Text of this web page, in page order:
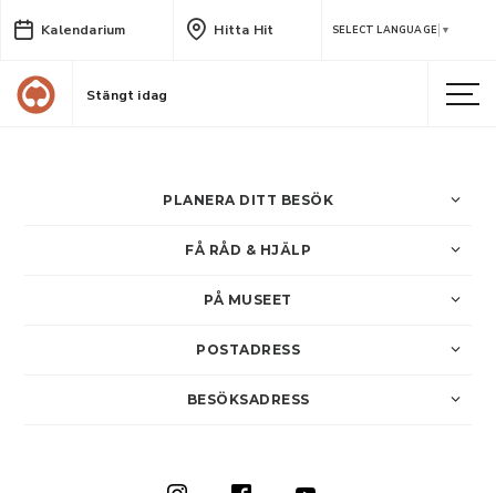
Kalendarium Hitta Hit SELECT LANGUAGE ▼
Stängt idag
Släktforskningens dag
PLANERA DITT BESÖK
FÅ RÅD & HJÄLP
PÅ MUSEET
POSTADRESS
BESÖKSADRESS